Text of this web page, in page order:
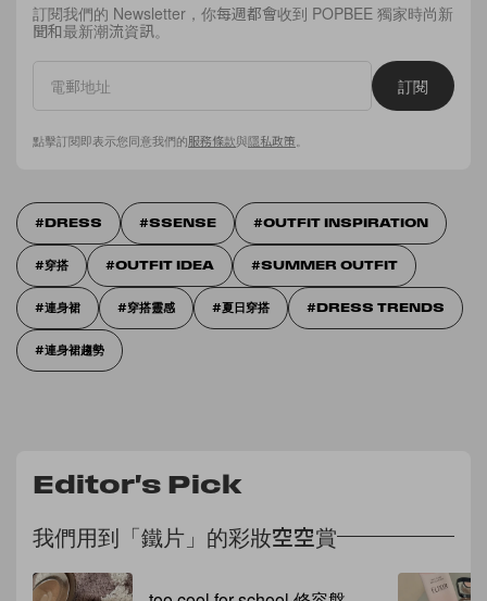
訂閱我們的 Newsletter，你每週都會收到 POPBEE 獨家時尚新
聞和最新潮流資訊。
訂閱
點擊訂閱即表示您同意我們的服務條款與隱私政策
DRESS SSENSE OUTFIT INSPIRATION
穿搭 OUTFIT IDEA SUMMER OUTFIT
連身裙 穿搭靈感 夏日穿搭 DRESS TRENDS
連身裙趨勢
Editor's Pick
我們用到「鐵片」的彩妝空空賞